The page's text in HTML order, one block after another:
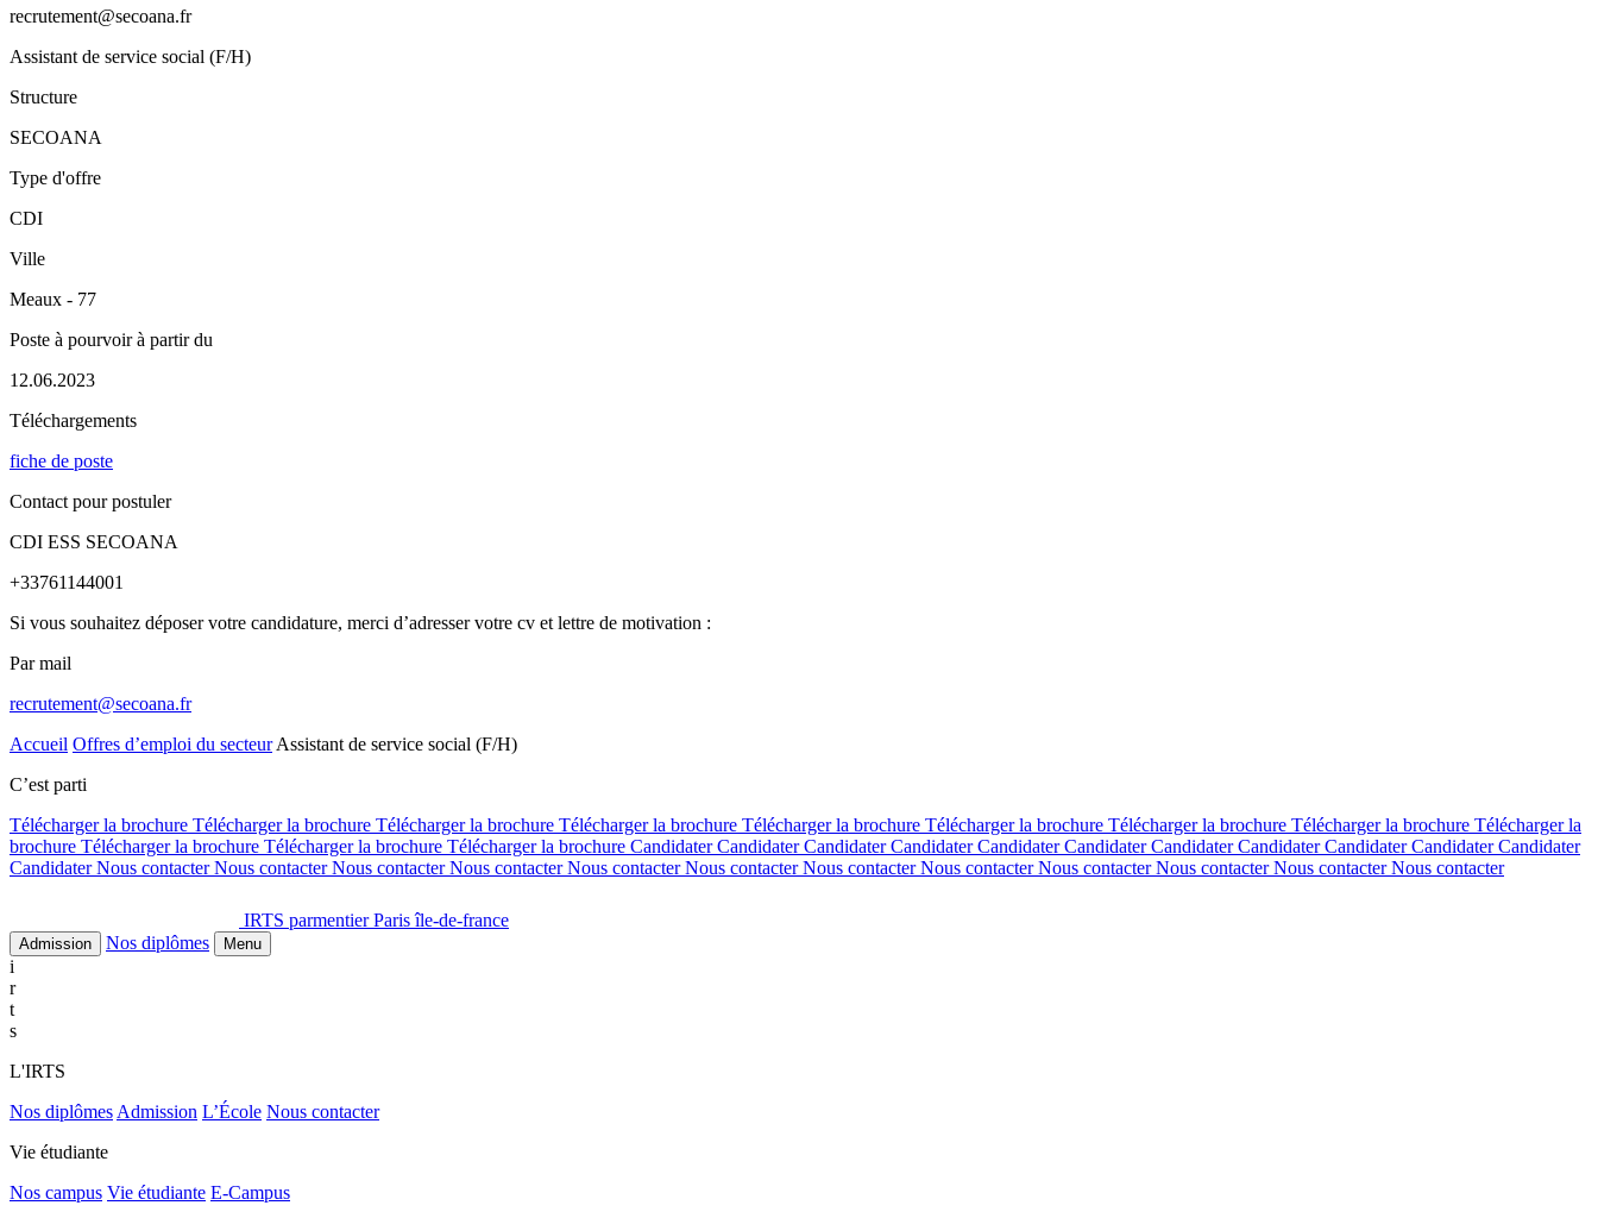
recrutement@secoana.fr
Assistant de service social (F/H)
Structure
SECOANA
Type d'offre
CDI
Ville
Meaux - 77
Poste à pourvoir à partir du
12.06.2023
Téléchargements
fiche de poste
Contact pour postuler
CDI ESS SECOANA
+33761144001
Si vous souhaitez déposer votre candidature, merci d’adresser votre cv et lettre de motivation :
Par mail
recrutement@secoana.fr
Accueil Offres d’emploi du secteur Assistant de service social (F/H)
C’est parti
Télécharger la brochure Télécharger la brochure Télécharger la brochure Télécharger la brochure Télécharger la brochure Télécharger la brochure Télécharger la brochure Télécharger la brochure Télécharger la
brochure Télécharger la brochure Télécharger la brochure Télécharger la brochure CandidaterCandidaterCandidaterCandidaterCandidaterCandidaterCandidaterCandidaterCandidaterCandidaterCandidater
CandidaterNous contacterNous contacterNous contacterNous contacterNous contacterNous contacterNous contacterNous contacterNous contacterNous contacterNous contacterNous contacter
IRTS parmentier Paris île-de-france
Admission Nos diplômes Menu
i
r
t
s
L'IRTS
Nos diplômes Admission L’École Nous contacter
Vie étudiante
Nos campus Vie étudiante E-Campus